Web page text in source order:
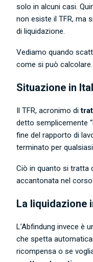
solo in alcuni casi.
non esiste il TFR, ma
di liquidazione.
Vediamo quando
come si può calcolare.
Situazione in
Il TFR, acronimo di
detto semplicemente
fine del rapporto di
terminato per
Ciò in quanto si tratta
accantonata nel
La liquidazione
L’Abfindung invece è
che spetta
ricompensa o se